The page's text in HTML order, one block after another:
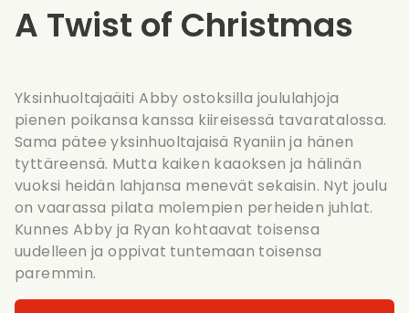
A Twist of Christmas
Yksinhuoltajaäiti Abby ostoksilla joululahjoja
pienen poikansa kanssa kiireisessä tavaratalossa.
Sama pätee yksinhuoltajaisä Ryaniin ja hänen
tyttäreensä. Mutta kaiken kaaoksen ja hälinän
vuoksi heidän lahjansa menevät sekaisin. Nyt joulu
on vaarassa pilata molempien perheiden juhlat.
Kunnes Abby ja Ryan kohtaavat toisensa
uudelleen ja oppivat tuntemaan toisensa
paremmin.